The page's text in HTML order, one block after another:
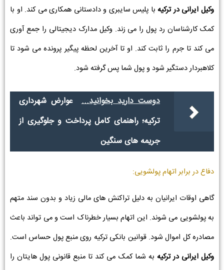
وکیل ایرانی در ترکیهبا پلیس سایبری و دادستانی همکاری می کند. او با
کمک کارشناسان رد پول را می زند. وکیل مدارک دیجیتالی را جمع آوری
می کند تا جرم را ثابت کند. او تا آخرین لحظه پیگیر پرونده می شود تا
کلاهبردار دستگیر شود و پول شما پس گرفته شود.
دوست دارید بخوانید...
عوارض شهرداری
ترکیه؛ راهنمای کامل پرداخت و جلوگیری از
جریمه های سنگین
دفاع در برابر اتهام پولشویی:
گاهی اوقات ایرانیان به دلیل تراکنش های مالی زیاد و بدون سند متهم
به پولشویی می شوند. این اتهام بسیار خطرناک است و می تواند باعث
مصادره کل اموال شود. قوانین بانکی ترکیه روی منبع پول حساس است.
وکیل ایرانی در ترکیه به شما کمک می کند تا منبع قانونی پول هایتان را